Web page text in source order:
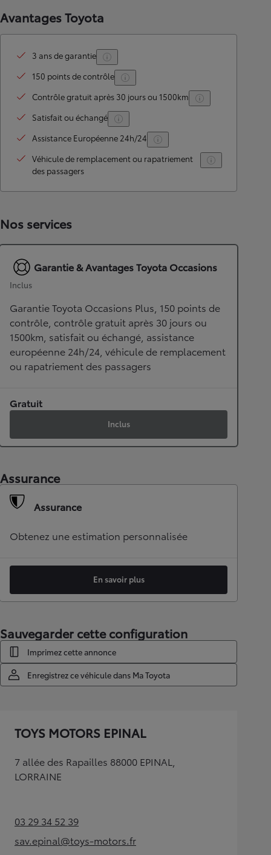
Avantages Toyota
3 ans de garantie
150 points de contrôle
Contrôle gratuit après 30 jours ou 1500km
Satisfait ou échangé
Assistance Européenne 24h/24
Véhicule de remplacement ou rapatriement
des passagers
Nos services
Garantie & Avantages Toyota Occasions
Inclus
Garantie Toyota Occasions Plus, 150 points de
contrôle, contrôle gratuit après 30 jours ou
1500km, satisfait ou échangé, assistance
européenne 24h/24, véhicule de remplacement
ou rapatriement des passagers
Gratuit
Inclus
Assurance
Assurance
Obtenez une estimation personnalisée
En savoir plus
Sauvegarder cette configuration
Imprimez cette annonce
Enregistrez ce véhicule dans Ma Toyota
TOYS MOTORS EPINAL
7 allée des Rapailles 88000 EPINAL,
LORRAINE
03 29 34 52 39(Opens in new tab)
sav.epinal@toys-motors.fr
(Opens in new tab)